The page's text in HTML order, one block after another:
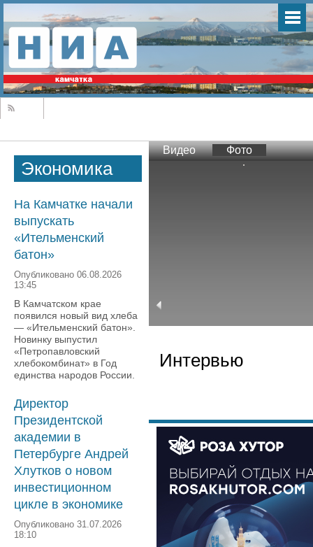
Экономика
На Камчатке начали
выпускать
«Ительменский
батон»
Опубликовано 06.08.2026
13:45
В Камчатском крае
появился новый вид хлеба
— «Ительменский батон».
Новинку выпустил
«Петропавловский
хлебокомбинат» в Год
единства народов России.
Директор
Президентской
академии в
Петербурге Андрей
Хлутков о новом
инвестиционном
цикле в экономике
Опубликовано 31.07.2026
18:10
Видео Фото
Интервью